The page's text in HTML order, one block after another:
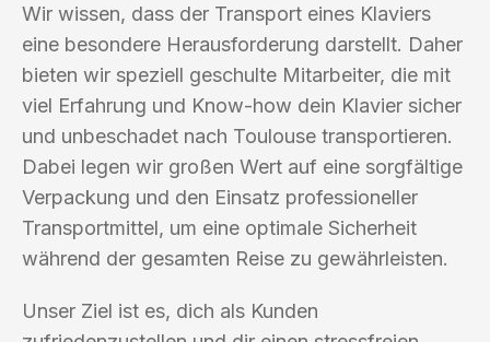
Wir wissen, dass der Transport eines Klaviers
eine besondere Herausforderung darstellt. Daher
bieten wir speziell geschulte Mitarbeiter, die mit
viel Erfahrung und Know-how dein Klavier sicher
und unbeschadet nach Toulouse transportieren.
Dabei legen wir großen Wert auf eine sorgfältige
Verpackung und den Einsatz professioneller
Transportmittel, um eine optimale Sicherheit
während der gesamten Reise zu gewährleisten.
Unser Ziel ist es, dich als Kunden